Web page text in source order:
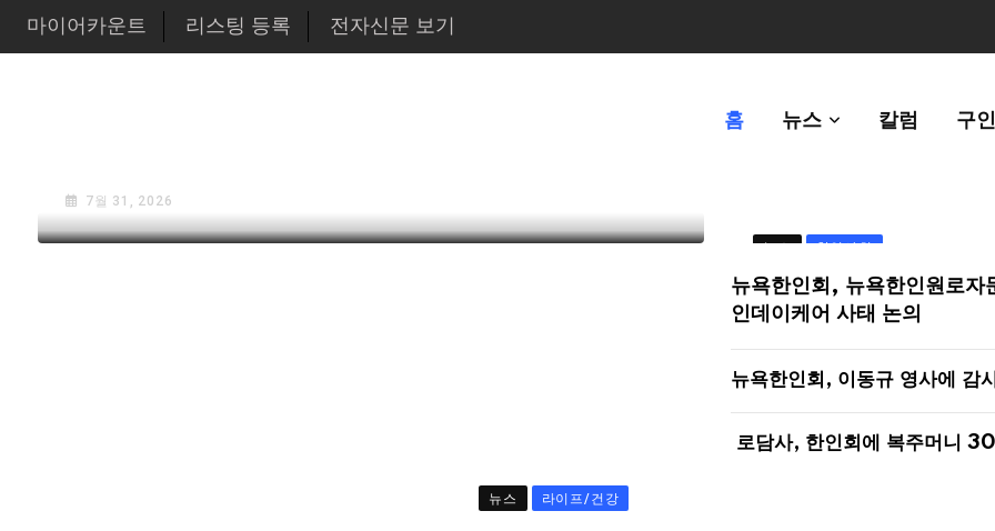
마이어카운트 리스팅 등록 전자신문 보기
홈 뉴스 칼럼 구
7월 31, 2026
뉴스 한인사회
뉴욕한인회, 뉴욕한인원로자
인데이케어 사태 논의
뉴욕한인회, 이동규 영사에 감
로담사, 한인회에 복주머니
뉴스 라이프/건강